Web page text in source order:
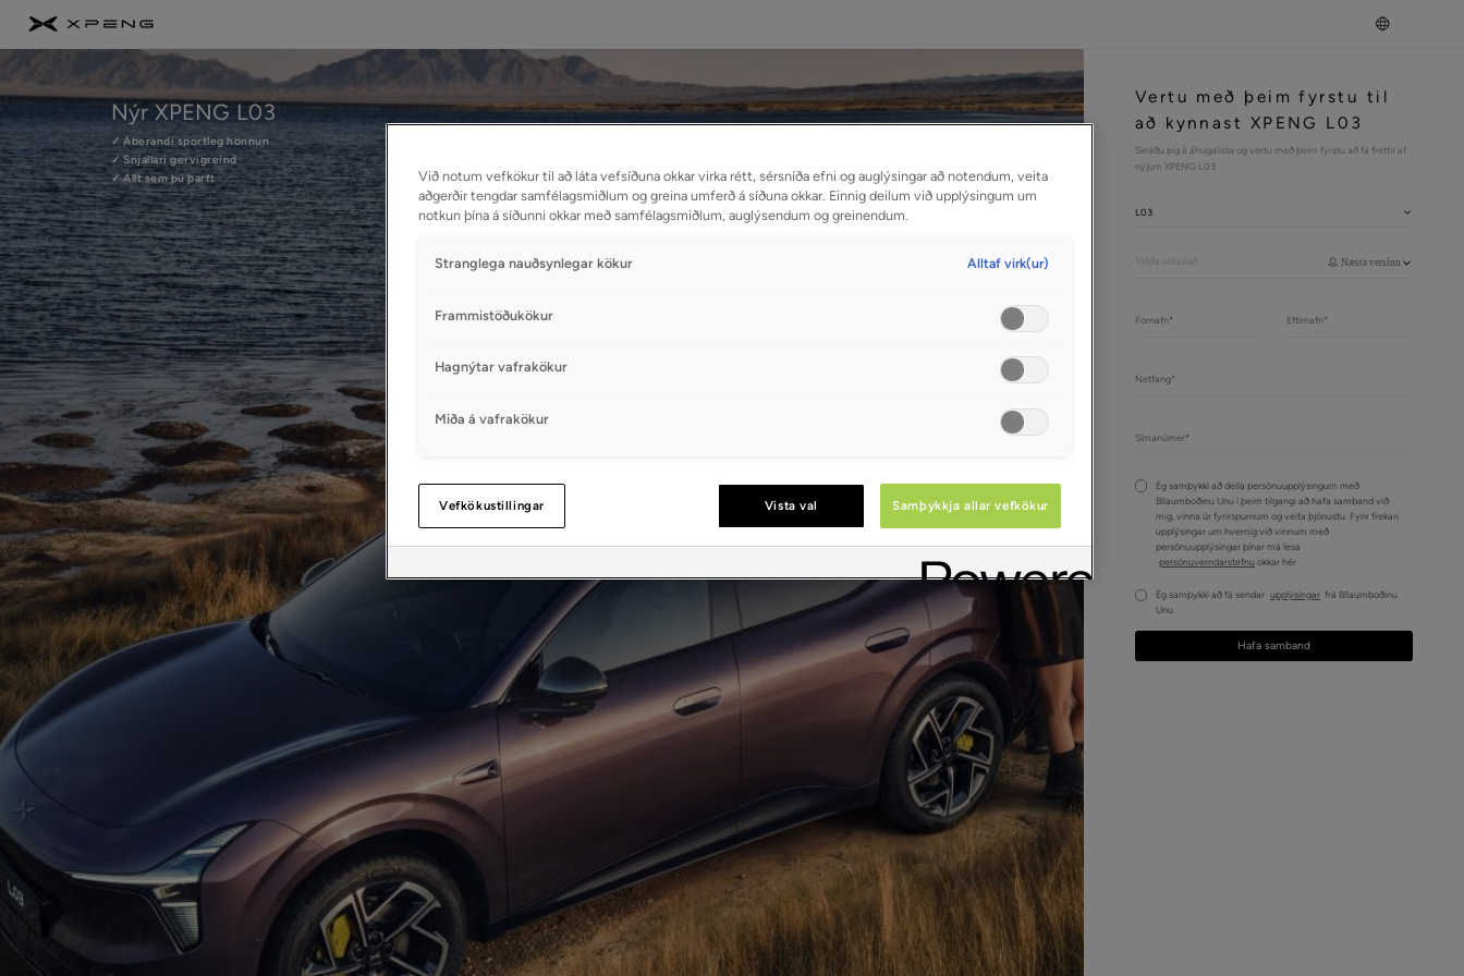
Nýr XPENG L03
✓ Áberandi sportleg hönnun
✓ Snjallari gervigreind
✓ Allt sem þú þarft
Vertu með þeim fyrstu til
að kynnast XPENG L03
Skráðu þig á áhugalista og vertu með þeim fyrstu að fá fréttir af
nýjum XPENG L03
L03
Næsta verslun
Ég samþykki að deila persónuupplýsingum með
Bílaumboðinu Unu í þeim tilgangi að hafa samband við
mig, vinna úr fyrirspurnum og veita þjónustu. Fyrir frekari
upplýsingar um hvernig við vinnum með
persónuupplýsingar þínar má lesa
persónuverndarstefnu okkar hér
Ég samþykki að fá sendar upplýsingar frá Bílaumboðinu
Unu
Hafa samband
Við notum vefkökur til að láta vefsíðuna okkar virka rétt, sérsníða efni og auglýsingar að notendum, veita
aðgerðir tengdar samfélagsmiðlum og greina umferð á síðuna okkar. Einnig deilum við upplýsingum um
notkun þína á síðunni okkar með samfélagsmiðlum, auglýsendum og greinendum.
Stranglega nauðsynlegar kökur Alltaf virk(ur)
Frammistöðukökur
Hagnýtar vafrakökur
Miða á vafrakökur
Vefkökustillingar Vista val Samþykkja allar vefkökur